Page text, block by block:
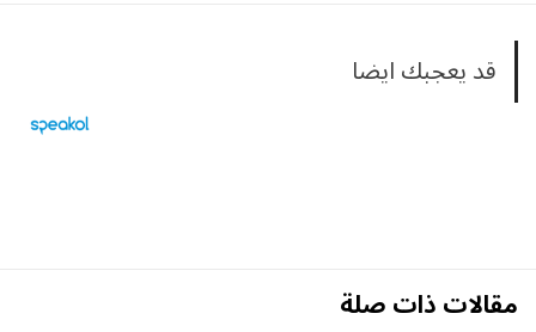
قد يعجبك ايضا
مقالات ذات صلة